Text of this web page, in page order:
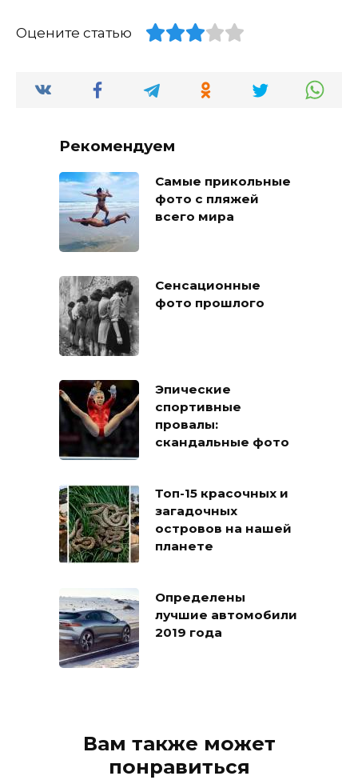
Оцените статью
Рекомендуем
Самые прикольные
фото с пляжей
всего мира
Сенсационные
фото прошлого
Эпические
спортивные
провалы:
скандальные фото
Топ-15 красочных и
загадочных
островов на нашей
планете
Определены
лучшие автомобили
2019 года
Вам также может
понравиться